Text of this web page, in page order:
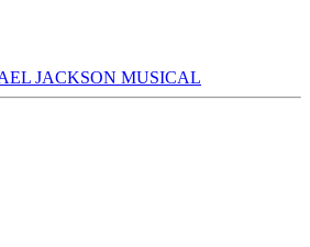
JACKSON MUSICAL